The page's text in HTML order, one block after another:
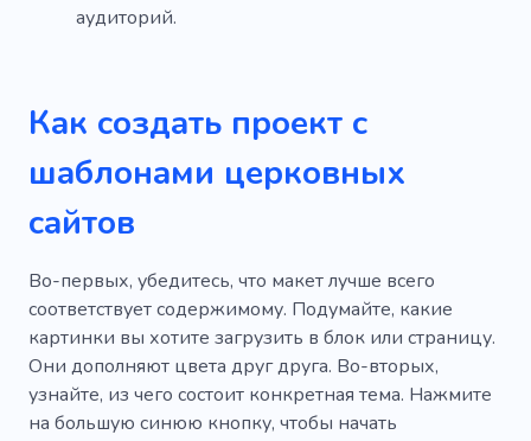
аудиторий.
Как создать проект с
шаблонами церковных
сайтов
Во-первых, убедитесь, что макет лучше всего
соответствует содержимому. Подумайте, какие
картинки вы хотите загрузить в блок или страницу.
Они дополняют цвета друг друга. Во-вторых,
узнайте, из чего состоит конкретная тема. Нажмите
на большую синюю кнопку, чтобы начать